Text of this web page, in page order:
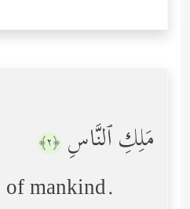
مَلِكِ ٱلنَّاسِ ﴿٢﴾
of mankind.